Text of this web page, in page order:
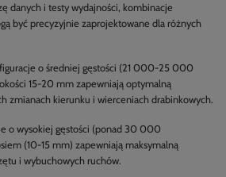
danych i testy wydajności, kombinacje
być precyzyjnie zaprojektowane dla różnych
o średniej gęstości (21 000-25 000
15-20 mm zapewniają optymalną
zmianach kierunku i wierceniach drabinkowych.
o wysokiej gęstości (ponad 30 000
(10-15 mm) zapewniają maksymalną
i wybuchowych ruchów.